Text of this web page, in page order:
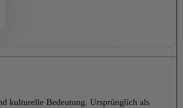
kulturelle Bedeutung. Ursprünglich als